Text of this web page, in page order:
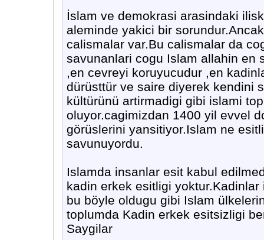
İslam ve demokrasi arasindaki
aleminde yakici bir
calismalar var.Bu calismalar da
savunanlari cogu Islam allahin en
,en cevreyi koruyucudur ,en
dürüsttür ve saire diyerek kendini
kültürünü artirmadigi gibi islami
oluyor.cagimizdan 1400 yil evvel
görüslerini yansitiyor.Islam ne
savunuyordu.
Islamda insanlar esit kabul
kadin erkek esitligi
bu böyle oldugu gibi Islam
toplumda Kadin erkek esitsizligi
Saygilar